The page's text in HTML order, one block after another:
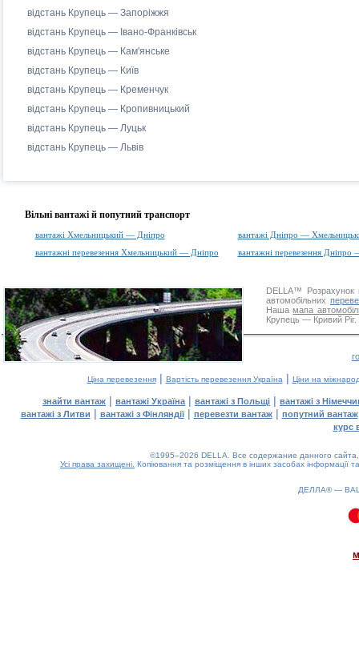
відстань Крупець — Запоріжжя
відстань Крупець — Івано-Франківськ
відстань Крупець — Кам'янське
відстань Крупець — Київ
відстань Крупець — Кременчук
відстань Крупець — Кропивницький
відстань Крупець — Луцьк
відстань Крупець — Львів
Вільні вантажі й попутний транспорт
вантажі Хмельницький — Дніпро
вантажі Дніпро —
вантажні перевезення Хмельницький — Дніпро
вантажні перевезення
DELLA™
Розрахунок
автомобільних
Нашамапа
Крупець — Кривий Ріг.
Ціна перевезення| Вартість перевезення Україна | Ціни на
знайти вантаж | вантажі Україна | вантажі з Польщі | вантажі з
вантажі з Литви | вантажі з Фінляндії| перевезти вантаж| попутний вантаж
курс
©1995–2026 DELLA. Все содержание данного
Усі права захищені. Копіювання та розміщення в інших засобах інформації
ДЕЛЛА® —